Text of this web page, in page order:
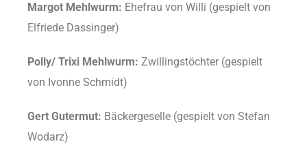
Margot Mehlwurm: Ehefrau von Willi (gespielt von
Elfriede Dassinger)
Polly/ Trixi Mehlwurm: Zwillingstöchter (gespielt
von Ivonne Schmidt)
Gert Gutermut: Bäckergeselle (gespielt von Stefan
Wodarz)